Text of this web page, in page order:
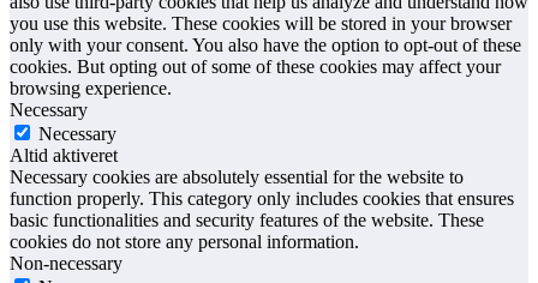
you use this website. These cookies will be stored in your browser
only with your consent. You also have the option to opt-out of these
cookies. But opting out of some of these cookies may affect your
browsing experience.
Necessary
Necessary
Altid aktiveret
Necessary cookies are absolutely essential for the website to
function properly. This category only includes cookies that ensures
basic functionalities and security features of the website. These
cookies do not store any personal information.
Non-necessary